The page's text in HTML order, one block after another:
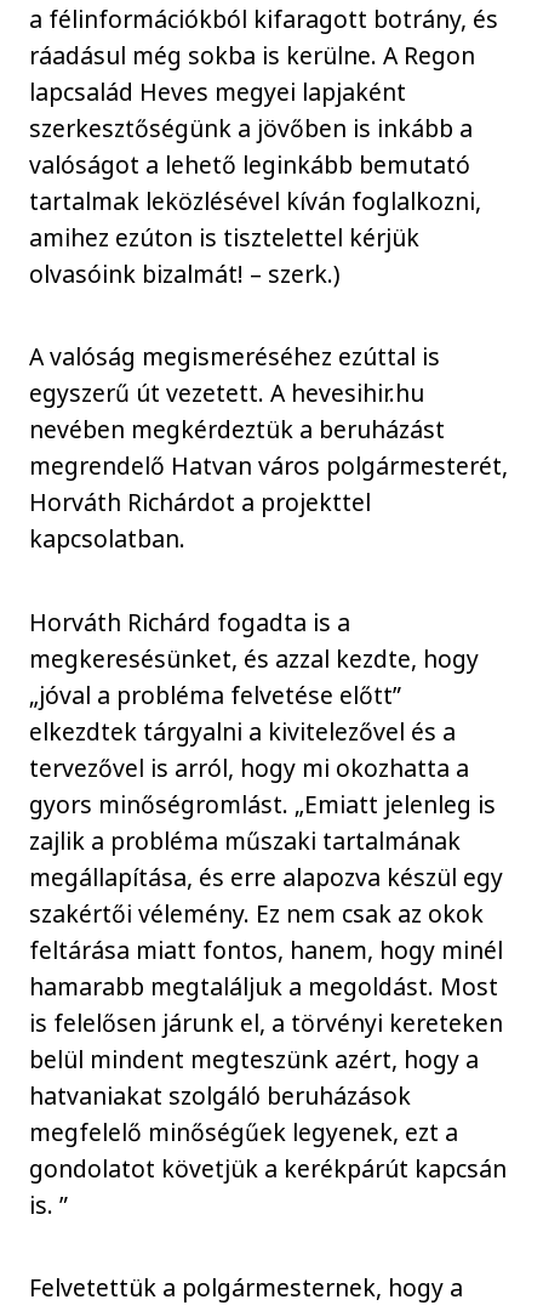
a félinformációkból kifaragott botrány, és
ráadásul még sokba is kerülne. A Regon
lapcsalád Heves megyei lapjaként
szerkesztőségünk a jövőben is inkább a
valóságot a lehető leginkább bemutató
tartalmak leközlésével kíván foglalkozni,
amihez ezúton is tisztelettel kérjük
olvasóink bizalmát! – szerk.)
A valóság megismeréséhez ezúttal is
egyszerű út vezetett. A hevesihir.hu
nevében megkérdeztük a beruházást
megrendelő Hatvan város polgármesterét,
Horváth Richárdot a projekttel
kapcsolatban.
Horváth Richárd fogadta is a
megkeresésünket, és azzal kezdte, hogy
„jóval a probléma felvetése előtt”
elkezdtek tárgyalni a kivitelezővel és a
tervezővel is arról, hogy mi okozhatta a
gyors minőségromlást. „Emiatt jelenleg is
zajlik a probléma műszaki tartalmának
megállapítása, és erre alapozva készül egy
szakértői vélemény. Ez nem csak az okok
feltárása miatt fontos, hanem, hogy minél
hamarabb megtaláljuk a megoldást. Most
is felelősen járunk el, a törvényi kereteken
belül mindent megteszünk azért, hogy a
hatvaniakat szolgáló beruházások
megfelelő minőségűek legyenek, ezt a
gondolatot követjük a kerékpárút kapcsán
is. ”
Felvetettük a polgármesternek, hogy a